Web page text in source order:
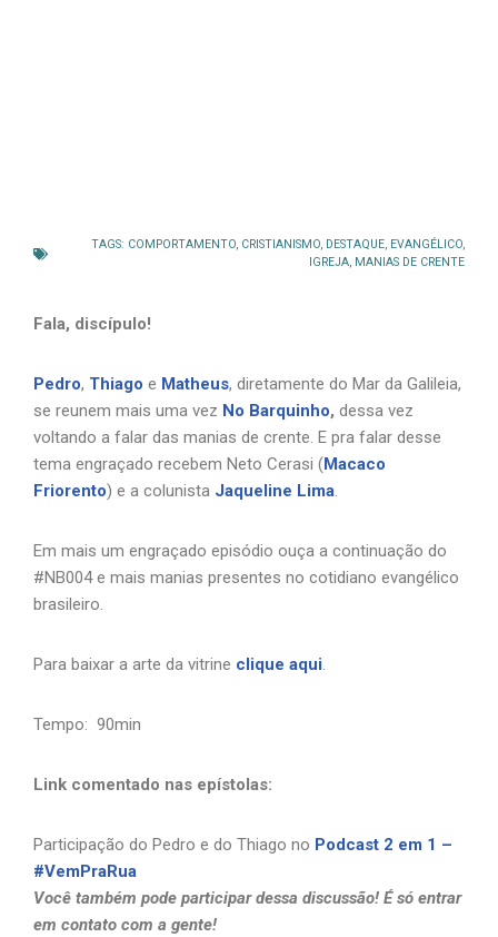
TAGS: COMPORTAMENTO, CRISTIANISMO, DESTAQUE, EVANGÉLICO,
IGREJA, MANIAS DE CRENTE
Fala, discípulo!
Pedro, Thiago e Matheus, diretamente do Mar da Galileia,
se reunem mais uma vez No Barquinho, dessa vez
voltando a falar das manias de crente. E pra falar desse
tema engraçado recebem Neto Cerasi ( Macaco
Friorento) e a colunista Jaqueline Lima.
Em mais um engraçado episódio ouça a continuação do
#NB004 e mais manias presentes no cotidiano evangélico
brasileiro.
Para baixar a arte da vitrine clique aqui.
Tempo: 90min
Link comentado nas epístolas:
Participação do Pedro e do Thiago no Podcast 2 em 1 –
#VemPraRua
Você também pode participar dessa discussão! É só entrar
em contato com a gente!